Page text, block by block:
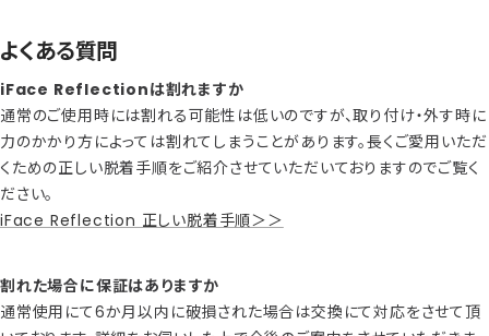
よくある質問
iFace Reflectionは割れますか
通常のご使用時には割れる可能性は低いのですが、取り付け・外す時に
力のかかり方によっては割れてしまうことがあります。長くご愛用いただ
くための正しい脱着手順をご紹介させていただいておりますのでご覧く
ださい。
iFace Reflection 正しい脱着手順＞＞
割れた場合に保証はありますか
通常使用にて6か月以内に破損された場合は交換にて対応をさせて頂